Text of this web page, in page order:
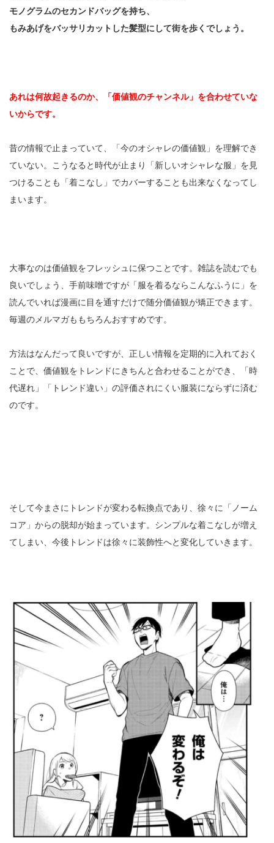
モノグラムのセカンドバッグを持ち、
もみあげをバッサリカットした髪型にして街を歩くでしょう。
あれは何故起きるのか、「価値観のチャンネル」を合わせていな
いからです。
昔の情報で止まっていて、「今のオシャレの価値観」を理解でき
ていない。こうなると時代が止まり「新しいオシャレな服」を見
つけることも「着こなし」でカバーすることも出来なくなってし
まいます。
大事なのは価値観をフレッシュに保つことです。雑誌を読むでも
良いでしょう、手前味噌ですが「服を着るならこんなふうに」を
読んでいれば漫画に目を通すだけで随分価値観が矯正できます。
毎週のメルマガももちろんおすすめです。
方法はなんだって良いですが、正しい情報を定期的に入れておく
ことで、価値観をトレンドにきちんと合わせることができ、「時
代遅れ」「トレンド違い」の評価されにくい服装にならずに済む
のです。
そして今まさにトレンドが変わる転換点であり、徐々に「ノーム
コア」からの脱却が始まっています。シンプルな着こなしが増え
てしまい、今後トレンドは徐々に装飾性へと変化していきます。